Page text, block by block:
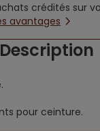
crédités sur
avantages
Description
pour ceinture.